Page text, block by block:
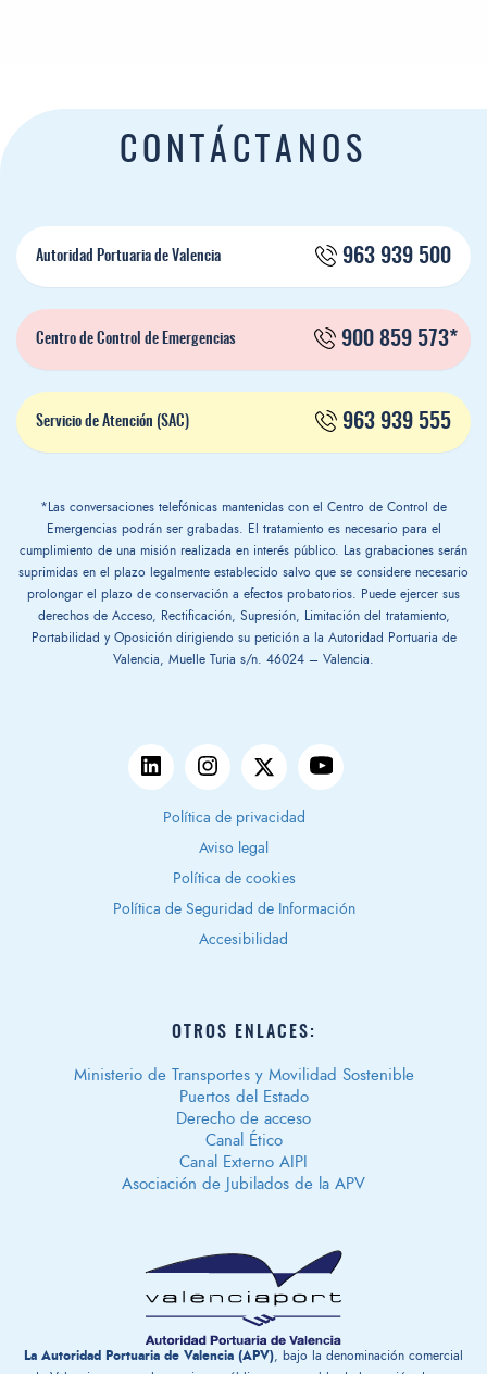
CONTÁCTANOS
Autoridad Portuaria de Valencia 963 939 500
Centro de Control de Emergencias 900 859 573*
Servicio de Atención (SAC) 963 939 555
*Las conversaciones telefónicas mantenidas con el Centro de Control de
Emergencias podrán ser grabadas. El tratamiento es necesario para el
cumplimiento de una misión realizada en interés público. Las grabaciones serán
suprimidas en el plazo legalmente establecido salvo que se considere necesario
prolongar el plazo de conservación a efectos probatorios. Puede ejercer sus
derechos de Acceso, Rectificación, Supresión, Limitación del tratamiento,
Portabilidad y Oposición dirigiendo su petición a la Autoridad Portuaria de
Valencia, Muelle Turia s/n. 46024 – Valencia.
Política de privacidad
Aviso legal
Política de cookies
Política de Seguridad de Información
Accesibilidad
OTROS ENLACES:
Ministerio de Transportes y Movilidad Sostenible
Puertos del Estado
Derecho de acceso
Canal Ético
Canal Externo AIPI
Asociación de Jubilados de la APV
La Autoridad Portuaria de Valencia (APV), bajo la denominación comercial